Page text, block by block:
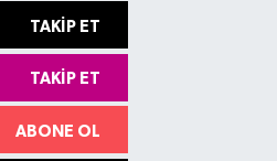
TAKIP ET
TAKIP ET
ABONE OL